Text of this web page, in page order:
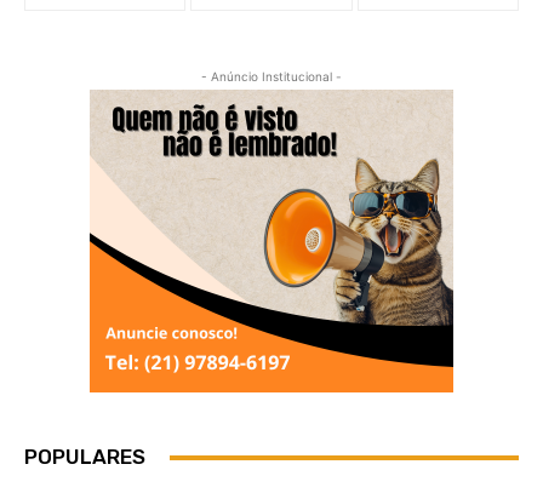
- Anúncio Institucional -
POPULARES